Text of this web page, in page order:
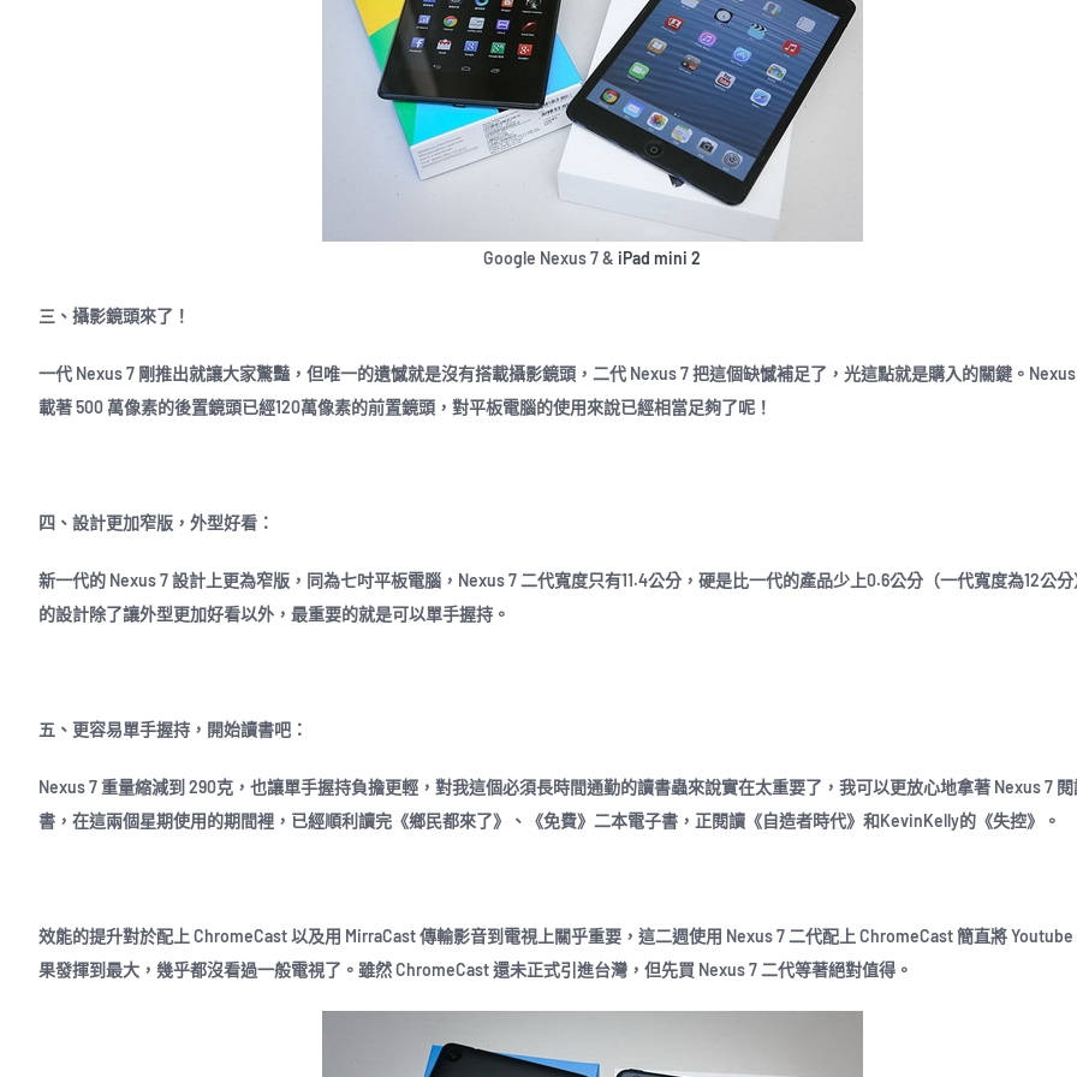
Google Nexus 7 & iPad mini 2
三、攝影鏡頭來了！
一代 Nexus 7 剛推出就讓大家驚豔，但唯一的遺憾就是沒有搭載攝影鏡頭，二代 Nexus 7 把這個缺憾補足了，光這點就是購入的關鍵。
載著 500 萬像素的後置鏡頭已經120萬像素的前置鏡頭，對平板電腦的使用來說已經相當足夠了呢！
四、設計更加窄版，外型好看：
新一代的 Nexus 7 設計上更為窄版，同為七吋平板電腦，Nexus 7 二代寬度只有11.4公分，硬是比一代的產品少上0.6公分（一代寬度為12公
的設計除了讓外型更加好看以外，最重要的就是可以單手握持。
五、更容易單手握持，開始讀書吧：
Nexus 7 重量縮減到 290克，也讓單手握持負擔更輕，對我這個必須長時間通勤的讀書蟲來說實在太重要了，我可以更放心地拿著 Nexus 7
書，在這兩個星期使用的期間裡，已經順利讀完《鄉民都來了》、《免費》二本電子書，正閱讀《自造者時代》和KevinKelly的《失控》。
效能的提升對於配上 ChromeCast 以及用 MirraCast 傳輸影音到電視上關乎重要，這二週使用 Nexus 7 二代配上 ChromeCast 簡直將
果發揮到最大，幾乎都沒看過一般電視了。雖然 ChromeCast 還未正式引進台灣，但先買 Nexus 7 二代等著絕對值得。